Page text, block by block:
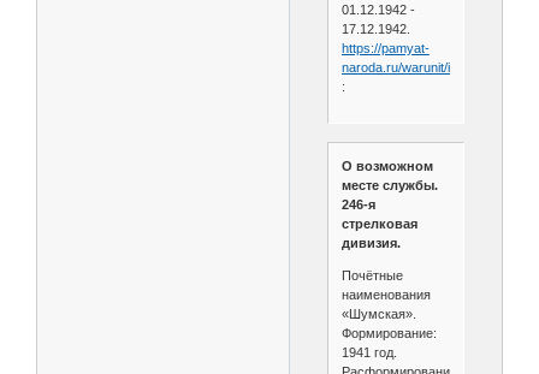
01.12.1942 -
17.12.1942.
https://pamyat-
naroda.ru/warunit/id10635
:
О возможном
месте службы.
246-я
стрелковая
дивизия.
Почётные
наименования
«Шумская».
Формирование:
1941 год.